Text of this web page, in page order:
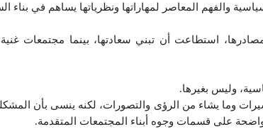
والفهم المعاصر لمهاراتها ونظرياتها يساهم في بناء
استطاعت أن تبني سعادتها، بينما مجتمعات غنية
وليس بغيرها.
وما يشاء من الرؤى والتصورات، لكنه ينسى بأن
واضحة على قسمات وجوه أبناء المجتمعات المتقدمة.